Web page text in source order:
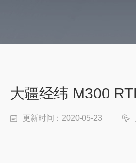
大疆经纬 M300
更新时间：2020-05-23